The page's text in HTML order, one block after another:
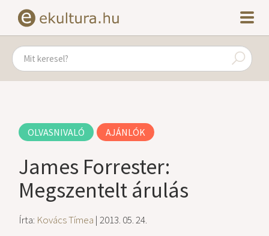
OLVASNIVALÓ AJÁNLÓK
James Forrester:
Megszentelt árulás
Írta: Kovács Tímea | 2013. 05. 24.